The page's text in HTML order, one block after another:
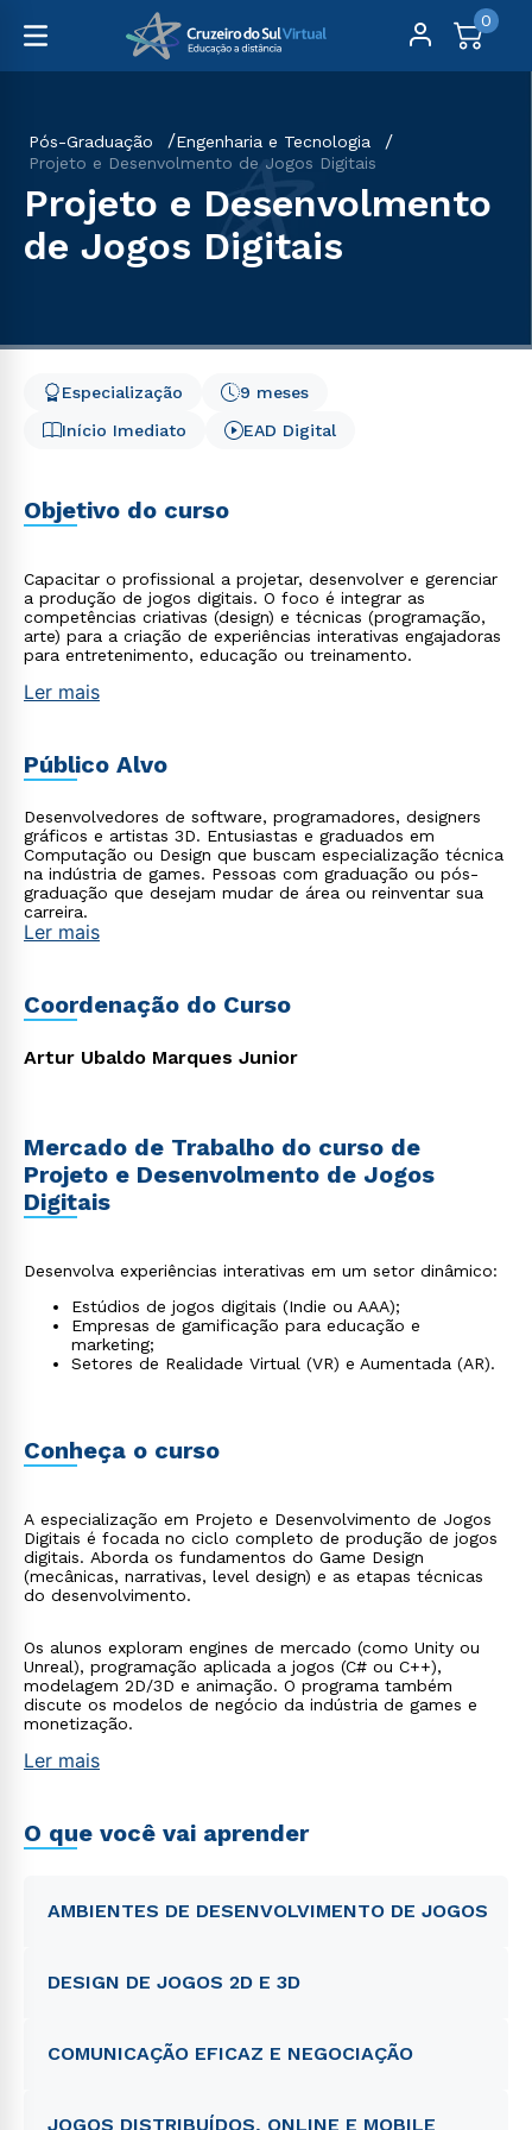
0
Pós-Graduação
Engenharia e Tecnologia
Projeto e Desenvolmento de Jogos Digitais
Projeto e Desenvolmento
de Jogos Digitais
Início Imediato
9 meses
Especialização
EAD Digital
Objetivo do curso
Capacitar o profissional a projetar, desenvolver e gerenciar
a produção de jogos digitais. O foco é integrar as
competências criativas (design) e técnicas (programação,
arte) para a criação de experiências interativas engajadoras
para entretenimento, educação ou treinamento.
Ler mais
Público Alvo
Desenvolvedores de software, programadores, designers
gráficos e artistas 3D. Entusiastas e graduados em
Computação ou Design que buscam especialização técnica
na indústria de games. Pessoas com graduação ou pós-
graduação que desejam mudar de área ou reinventar sua
carreira.
Ler mais
Coordenação do Curso
Artur Ubaldo Marques Junior
Mercado de Trabalho do curso de
Projeto e Desenvolmento de Jogos
Digitais
Desenvolva experiências interativas em um setor dinâmico:
Estúdios de jogos digitais (Indie ou AAA);
Empresas de gamificação para educação e
marketing;
Setores de Realidade Virtual (VR) e Aumentada (AR).
Conheça o curso
A especialização em Projeto e Desenvolvimento de Jogos
Digitais é focada no ciclo completo de produção de jogos
digitais. Aborda os fundamentos do Game Design
(mecânicas, narrativas, level design) e as etapas técnicas
do desenvolvimento.
Os alunos exploram engines de mercado (como Unity ou
Unreal), programação aplicada a jogos (C# ou C++),
modelagem 2D/3D e animação. O programa também
discute os modelos de negócio da indústria de games e
monetização.
Ler mais
O que você vai aprender
AMBIENTES DE DESENVOLVIMENTO DE JOGOS
DESIGN DE JOGOS 2D E 3D
COMUNICAÇÃO EFICAZ E NEGOCIAÇÃO
JOGOS DISTRIBUÍDOS, ONLINE E MOBILE